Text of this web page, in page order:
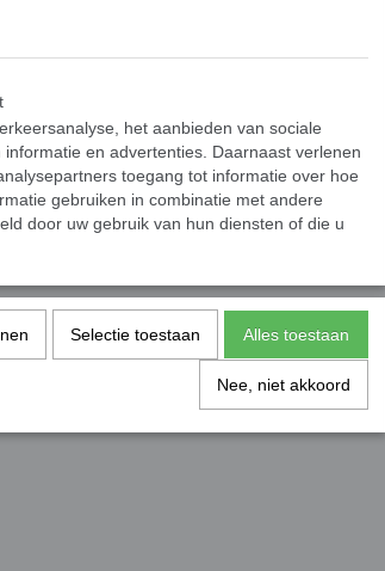
voordelen:
een betere afweer
geen overlevingskans hebben
wel synthetische vitamines toevoegen)
zijn:
het aanbieden van sociale
en advertenties. Daarnaast verlenen
toegang tot informatie over hoe
gebruiken in combinatie met andere
door uw gebruik van hun diensten of die u
Selectie toestaan Alles toestaan
Nee, niet akkoord